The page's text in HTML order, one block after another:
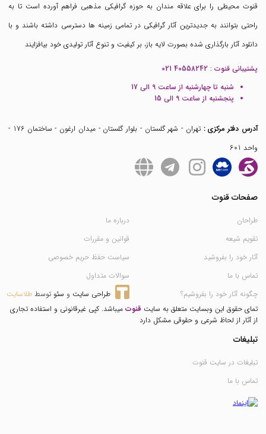
قنوت محیطی را برای علاقه مندان به حوزه گرافیکی مذهبی فراهم آورده است تا به
راحتی بتوانند به جدیدترین آثار گرافیکی در تمامی زمینه ها دسترسی داشته باشند و با
دانلود آثار بارگذاری شده بصورت لایه باز، بر کیفیت و تنوع آثار تولیدی خود بیافزایند
پشتیبانی قنوت : 021 40558242
شنبه تا چهارشنبه از ساعت 9 الی 17
پنجشنبه از ساعت 9 الی 15
آدرس دفتر مرکزی :
تهران - شهر گلستان - بلوار گلستان - میدان ارغون - ساختمان 176 -
واحد 601
صفحات قنوت
طراحان
تقویم شیعه
آثار خود را بفروشید
تماس با ما
چگونه آثار خود را بفروشیم؟
درباره ما
قوانین و مقررات
سیاست حفظ حریم خصوصی
سوالات متداول
طراحی سایت و سئو توسط طلاسایت
تمای حقوق این وبسایت متعلق به سایت قنوت میباشد. کپی غیرقانونی و استفاده تجاری
از آثار از لحاظ شرعی و حقوقی مشکل دارد
تبلیغات
تبلیغات در سایت قنوت
تماس با ما